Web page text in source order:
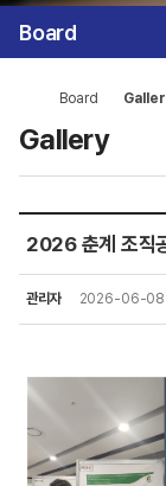
Board
Gallery
Board
2026 춘계 조직
관리자 2026-06-08